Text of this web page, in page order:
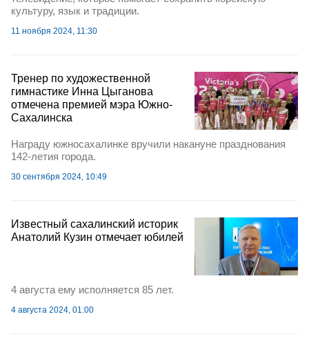
культуру, язык и традиции.
11 ноября 2024, 11:30
Тренер по художественной
гимнастике Инна Цыганова
отмечена премией мэра Южно-
Сахалинска
Награду южносахалинке вручили накануне празднования
142-летия города.
30 сентября 2024, 10:49
Известный сахалинский историк
Анатолий Кузин отмечает юбилей
4 августа ему исполняется 85 лет.
4 августа 2024, 01:00